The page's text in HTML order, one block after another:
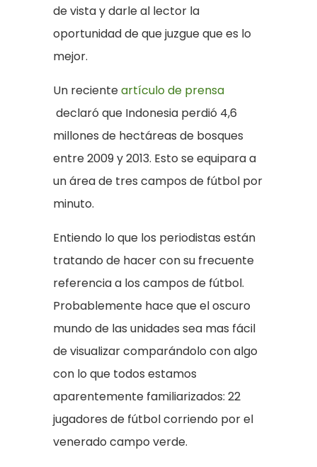
de vista y darle al lector la
oportunidad de que juzgue que es lo
mejor.
Un recienteartículo de prensa
declaró que Indonesia perdió 4,6
millones de hectáreas de bosques
entre 2009 y 2013. Esto se equipara a
un área de tres campos de fútbol por
minuto.
Entiendo lo que los periodistas están
tratando de hacer con su frecuente
referencia a los campos de fútbol.
Probablemente hace que el oscuro
mundo de las unidades sea mas fácil
de visualizar comparándolo con algo
con lo que todos estamos
aparentemente familiarizados: 22
jugadores de fútbol corriendo por el
venerado campo verde.